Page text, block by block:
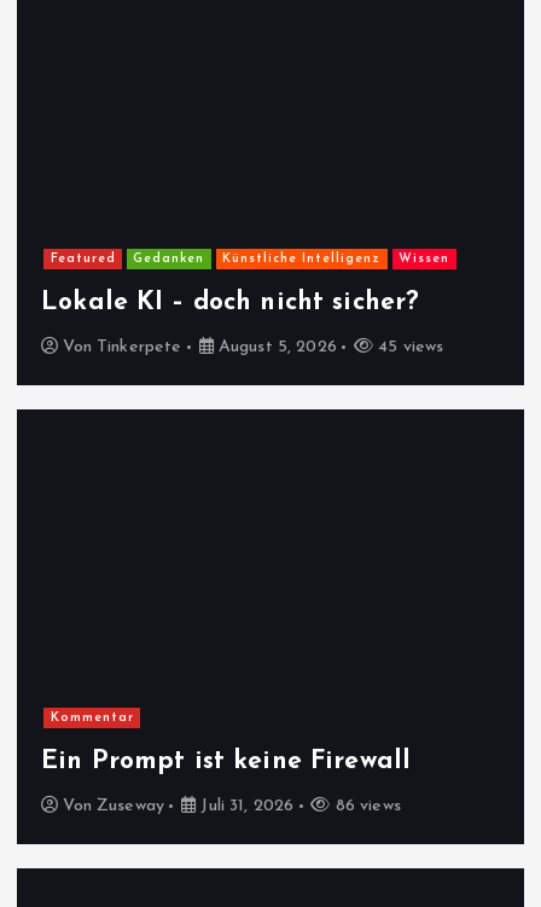
Featured Gedanken Künstliche Intelligenz Wissen
Lokale KI – doch nicht sicher?
Von Tinkerpete August 5, 2026 45 views
Kommentar
Ein Prompt ist keine Firewall
Von Zuseway Juli 31, 2026 86 views